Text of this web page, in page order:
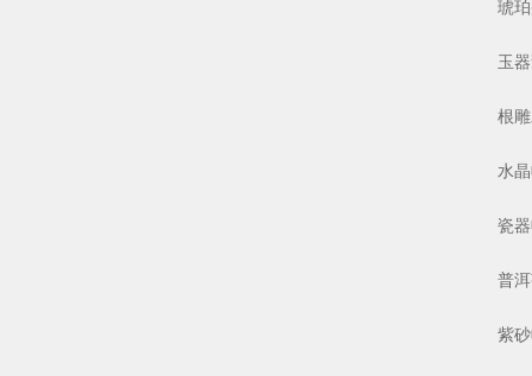
琥珀
玉器
根雕
水晶
瓷器
普洱
紫砂